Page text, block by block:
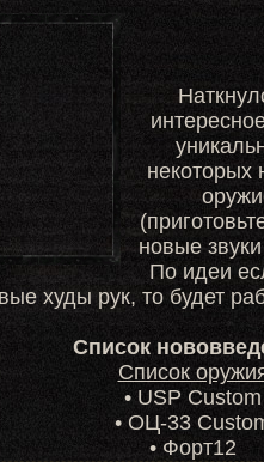
некоторых
новые
По идеи
худы рук, то будет
Cписок
Список
• USP
• ОЦ-33
• Форт12